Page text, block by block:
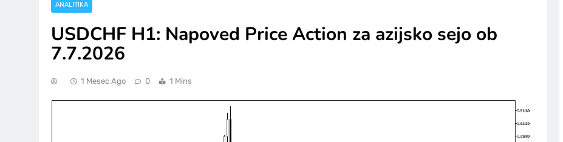
ANALITIKA
USDCHF H1: Napoved Price Action za azijsko sejo ob
7.7.2026
1 Mesec Ago 0 1 Mins